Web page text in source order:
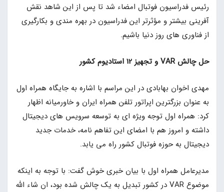
رئیس فدراسیون فوتبال امضاء شد تا پس از این شاهد نقش
آفرینی بیشتر و مؤثرتر این فدراسیون در بهره مندی و بکارگیری
از فناوری های روز دنیا باشیم.
حل چالش VAR و تجهیز 12 استادیوم کشور
مهدی اخوان بهابادی در این مراسم با اشاره به جایگاه همراه اول
به عنوان بزرگترین اپراتور تلفن همراه ایران و خاورمیانه اظهار
کرد: همراه اول توجه ویژه ای به توسعه سرویس های دیجیتال
داشته و امروز هم با امضای این تفاهم نامه، خدمات جدید
دیجیتال به حوزه فوتبال کشور راه می یابد.
مدیرعامل همراه اول با بیان خبری خوش گفت: با توجه به اینکه
موضوع VAR در کشور تبدیل به یک چالش شده بود، ان شاء الله